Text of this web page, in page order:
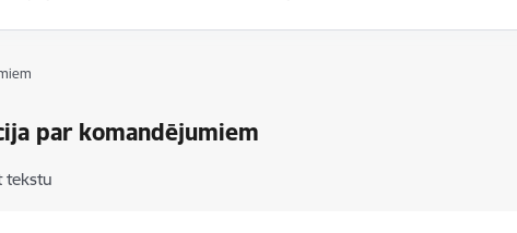
par komandējumiem
tekstu